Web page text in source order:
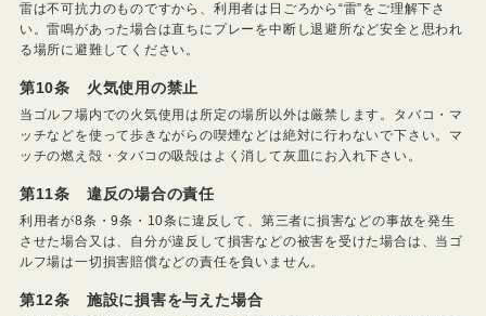
雷は不可抗力のものですから、利用者は日ごろから“雷”をご理解下さ
い。雷鳴があった場合は直ちにプレーを中断し退避所など安全と思われ
る場所に避難してください。
第10条 火気使用の禁止
当ゴルフ場内での火気使用は所定の場所以外は厳禁します。タバコ・マ
ッチなどを使って歩きながらの喫煙などは絶対に行わないで下さい。マ
ッチの燃え殻・タバコの吸殻はよく消して灰皿にお入れ下さい。
第11条 違反の場合の責任
利用者が8条・9条・10条に違反して、第三者に損害などの事故を発生
させた場合又は、自分が違反して損害などの被害を受けた場合は、当ゴ
ルフ場は一切損害賠償などの責任を負いません。
第12条 施設に損害を与えた場合